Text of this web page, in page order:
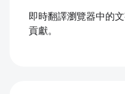
即時翻譯瀏覽器中的
貢獻。